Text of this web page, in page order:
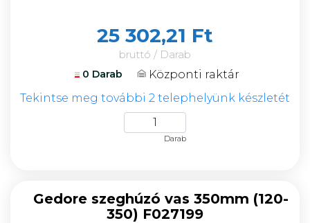
25 302,21 Ft
bruttó / Darab
0 Darab
Központi raktár
Tekintse meg további 2 telephelyünk készletét
Darab
Gedore szeghúzó vas 350mm (120-
350) F027199